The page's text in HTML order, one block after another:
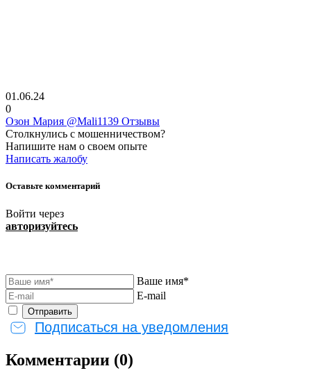
01.06.24
0
Озон Мария @Mali1139 Отзывы
Столкнулись с мошенничеством?
Напишите нам о своем опыте
Написать жалобу
Оставьте комментарий
Войти через
авторизуйтесь
Ваше имя*
E-mail
Подписаться на уведомления
Комментарии (0)